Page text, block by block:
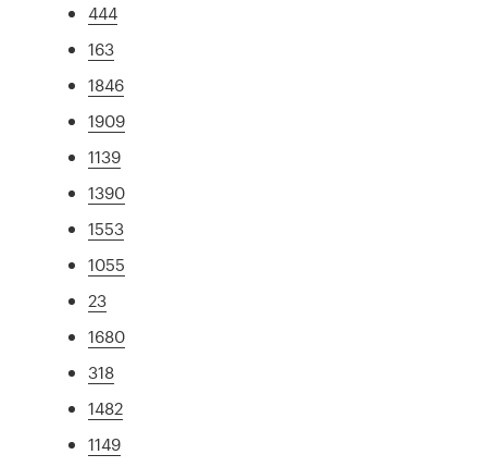
444
163
1846
1909
1139
1390
1553
1055
23
1680
318
1482
1149